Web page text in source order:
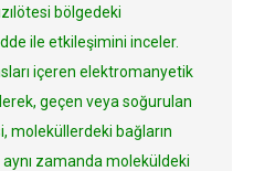
bölgedeki
ile etkileşimini inceler.
içeren elektromanyetik
geçen veya soğurulan
moleküllerdeki bağların
zamanda moleküldeki